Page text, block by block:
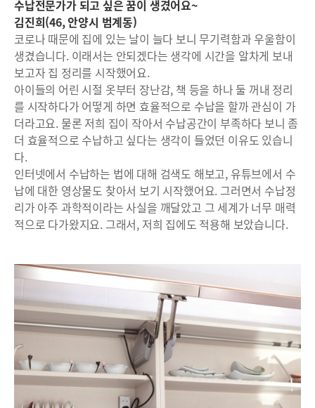
수납전문가가 되고 싶은 꿈이 생겼어요~
김진희(46, 안양시 범계동)
코로나 때문에 집에 있는 날이 늘다 보니 무기력함과 우울함이
생겼습니다. 이래서는 안되겠다는 생각에 시간을 알차게 보내
보고자 집 정리를 시작했어요.
아이들의 어린 시절 옷부터 장난감, 책 등을 하나 둘 꺼내 정리
를 시작하다가 어떻게 하면 효율적으로 수납을 할까 관심이 가
더라고요. 물론 저희 집이 작아서 수납공간이 부족하다 보니 좀
더 효율적으로 수납하고 싶다는 생각이 들었던 이유도 있습니
다.
인터넷에서 수납하는 법에 대해 검색도 해보고, 유튜브에서 수
납에 대한 영상물도 찾아서 보기 시작했어요. 그러면서 수납정
리가 아주 과학적이라는 사실을 깨달았고 그 세계가 너무 매력
적으로 다가왔지요. 그래서, 저희 집에도 적용해 보았습니다.